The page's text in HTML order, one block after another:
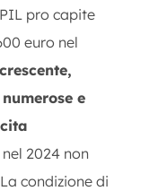
pro capite
euro nel
e
2024 non
condizione di